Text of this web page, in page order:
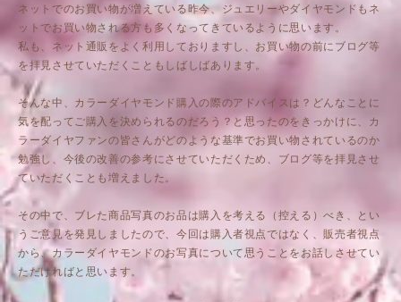
ネットでのお買い物が増えている昨今、ジュエリーやダイヤモンドもネ
ットでお買い物される方も多くなってきているように思います。
私も、ネット通販をよく利用しておりますし、お買い物の前にブログ等
を拝見させていただくこともしばしばあります。
そんな中、カラーダイヤモンド購入の際のアドバイスは？どんなことに
気を配ってご購入を決められるのだろう？と思ったのをきっかけに、カ
ラーダイヤファンの皆さんがどのような基準でお買い物されているのか
勉強し、今後の改善の参考にさせていただくため、ブログ等を拝見させ
ていただくことも増えました。
その中で、ブレた商品写真のお品は購入を考える（控える）べき、とい
うご意見を発見しましたので、今回は購入者視点ではなく、販売者視点
から、カラーダイヤモンドのお写真について思うことをお話しさせてい
ただければと思います。